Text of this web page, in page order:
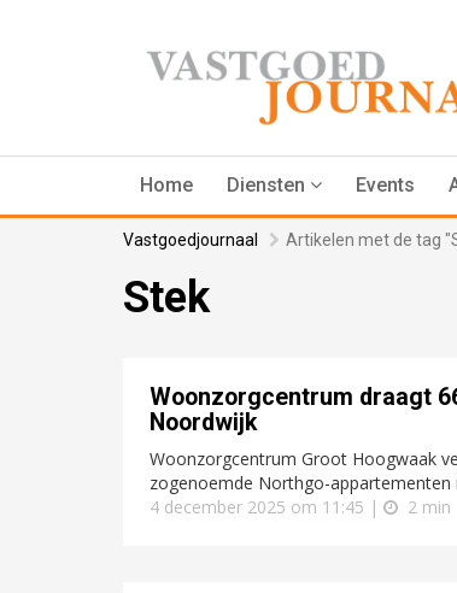
Home Diensten Events
Vastgoedjournaal Artikelen met de tag
Stek
Woonzorgcentrum draagt
Noordwijk
Woonzorgcentrum Groot Hoogwaak
zogenoemde Northgo-
4 december 2025 om 11:45 |
2 min